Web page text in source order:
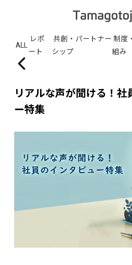
ALL
レポ
ート
共創・パートナー
シップ
制度
組み
リアルな声が聞ける！社
ー特集